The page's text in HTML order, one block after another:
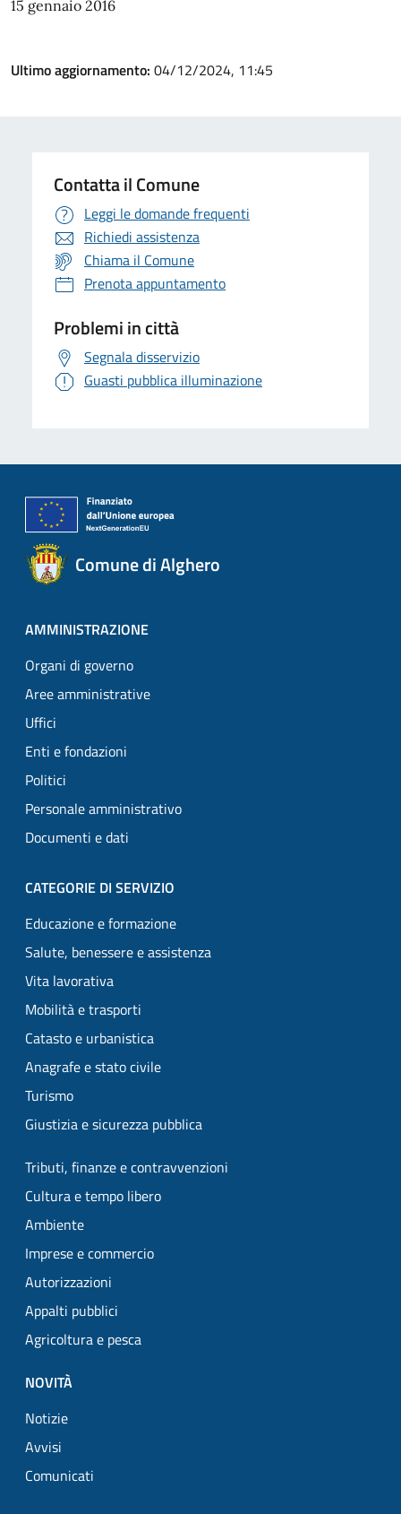
15 gennaio 2016
Ultimo aggiornamento: 04/12/2024, 11:45
Contatta il Comune
Leggi le domande frequenti
Richiedi assistenza
Chiama il Comune
Prenota appuntamento
Problemi in città
Segnala disservizio
Guasti pubblica illuminazione
Comune di Alghero
AMMINISTRAZIONE
Organi di governo
Aree amministrative
Uffici
Enti e fondazioni
Politici
Personale amministrativo
Documenti e dati
CATEGORIE DI SERVIZIO
Educazione e formazione
Salute, benessere e assistenza
Vita lavorativa
Mobilità e trasporti
Catasto e urbanistica
Anagrafe e stato civile
Turismo
Giustizia e sicurezza pubblica
Tributi, finanze e contravvenzioni
Cultura e tempo libero
Ambiente
Imprese e commercio
Autorizzazioni
Appalti pubblici
Agricoltura e pesca
NOVITÀ
Notizie
Avvisi
Comunicati